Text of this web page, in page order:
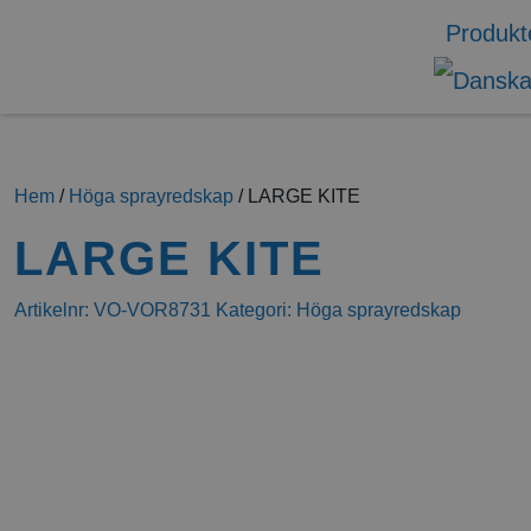
Hem / Höga sprayredskap / LARGE KITE
LARGE KITE
Artikelnr: VO-VOR8731 Kategori: Höga sprayredskap